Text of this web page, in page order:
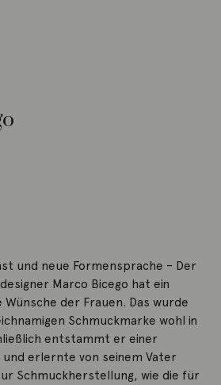
und neue Formensprache – Der
Marco Bicego hat ein
der Frauen. Das wurde
Schmuckmarke wohl in
entstammt er einer
erlernte von seinem Vater
Schmuckherstellung, wie die für